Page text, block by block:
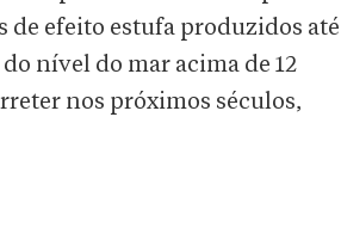
de efeito estufa produzidos até
nível do mar acima de 12
nos próximos séculos,